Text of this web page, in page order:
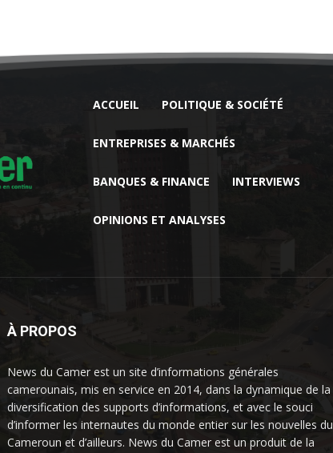
ACCUEIL POLITIQUE & SOCIÉTÉ
ENTREPRISES & MARCHÉS
BANQUES & FINANCE INTERVIEWS
OPINIONS ET ANALYSES
À PROPOS
News du Camer est un site d’informations générales
camerounais, mis en service en 2014, dans la dynamique de la
diversification des supports d’informations, et avec le souci
d’informer les internautes du monde entier sur les nouvelles du
Cameroun et d’ailleurs. News du Camer est un produit de la